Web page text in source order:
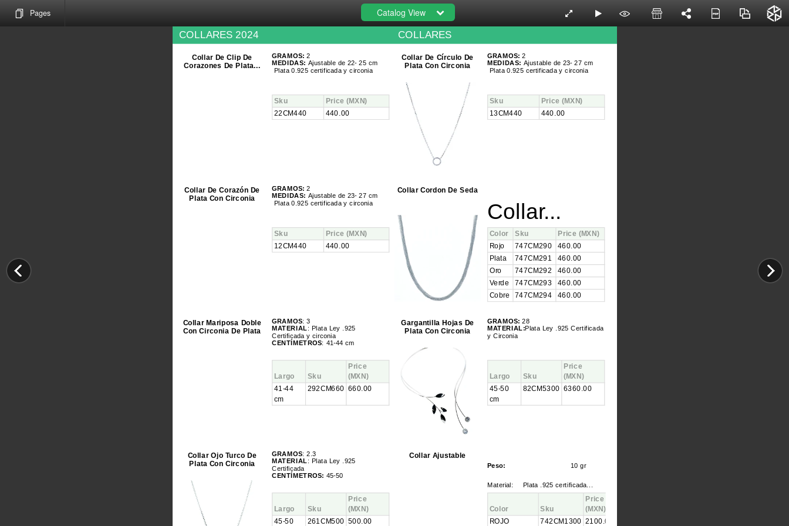
Collar De Clip De
Corazones De Plata...
GRAMOS: 2
MEDIDAS: Ajustable de 22- 25 cm
Plata 0.925 certificada y circonia
Sku Price(MXN)
22CM440
440.00
Collar De Círculo De
Plata Con Circonia
GRAMOS: 2
MEDIDAS: Ajustable de 23- 27 cm
Plata 0.925 certificada y circonia
Sku Price(MXN)
13CM440
440.00
Collar De Corazón De
Plata Con Circonia
GRAMOS: 2
MEDIDAS: Ajustable de 23- 27 cm
Plata 0.925 certificada y circonia
Sku Price(MXN)
12CM440 440.00
Collar Cordon De Seda
Collar...
Color Sku Price (MXN)
Rojo 747CM290 460.00
Plata 747CM291 460.00
Oro 747CM292
460.00
Verde
747CM293 460.00
Cobre 747CM294 460.00
Collar Mariposa Doble
Con Circonia De Plata
GRAMOS: 3
MATERIAL: Plata Ley .925
Certificada y circonia
CENTÍMETROS: 41-44 cm
Largo Sku
Price
(MXN)
41-44
cm
292CM660 660.00
Gargantilla Hojas De
Plata Con Circonia
GRAMOS:28
MATERIAL:Plata Ley .925 Certificada
y Circonia
Largo Sku
Price
(MXN)
45-50
cm
82CM5300 6360.00
Collar Ojo Turco De
Plata Con Circonia
GRAMOS: 2.3
MATERIAL : Plata Ley .925
Certificada
CENTÍMETROS: 45-50
Largo Sku
Price
(MXN)
45-50 261CM500 500.00
Collar Ajustable
Peso: 10 gr
Material: Plata .925 certificada...
Color Sku
Price
(MXN)
ROJO 742CM1300 2100.00
COLLARES 2024 COLLARES
Pages Catalog View